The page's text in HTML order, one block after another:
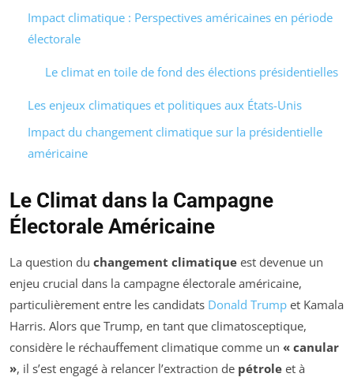
Impact climatique : Perspectives américaines en période
électorale
Le climat en toile de fond des élections présidentielles
Les enjeux climatiques et politiques aux États-Unis
Impact du changement climatique sur la présidentielle
américaine
Le Climat dans la Campagne
Électorale Américaine
La question du changement climatique est devenue un
enjeu crucial dans la campagne électorale américaine,
particulièrement entre les candidats Donald Trump et Kamala
Harris. Alors que Trump, en tant que climatosceptique,
considère le réchauffement climatique comme un « canular
», il s’est engagé à relancer l’extraction de pétrole et à